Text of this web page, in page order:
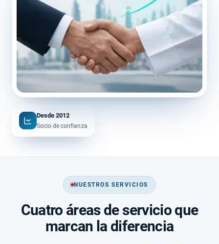
Desde 2012
Socio de confianza
NUESTROS SERVICIOS
Cuatro áreas de servicio que
marcan la diferencia